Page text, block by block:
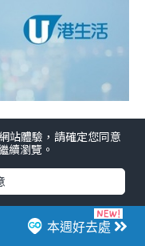
本週好去處
站體驗，請確定您同意
續瀏覽。